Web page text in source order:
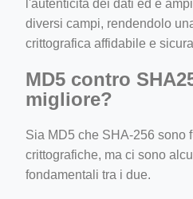
l'autenticità dei dati ed è
diversi campi, rendendolo
crittografica affidabile e
MD5 contro
migliore?
Sia MD5 che SHA-256 sono
crittografiche, ma ci sono
fondamentali tra i due.